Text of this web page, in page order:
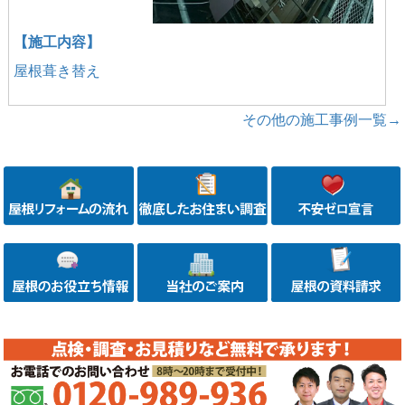
【施工内容】
屋根葺き替え
その他の施工事例一覧→